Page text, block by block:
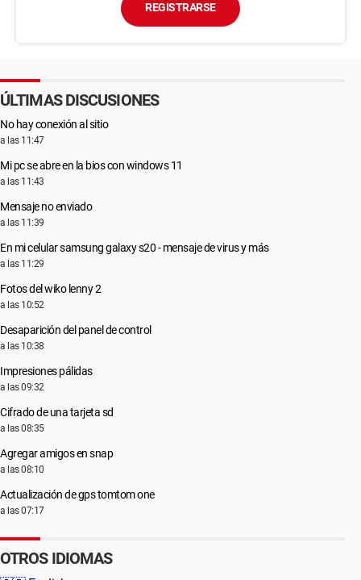
REGISTRARSE
ÚLTIMAS DISCUSIONES
No hay conexión al sitio
a las 11:47
Mi pc se abre en la bios con windows 11
a las 11:43
Mensaje no enviado
a las 11:39
En mi celular samsung galaxy s20 - mensaje de virus y más
a las 11:29
Fotos del wiko lenny 2
a las 10:52
Desaparición del panel de control
a las 10:38
Impresiones pálidas
a las 09:32
Cifrado de una tarjeta sd
a las 08:35
Agregar amigos en snap
a las 08:10
Actualización de gps tomtom one
a las 07:17
OTROS IDIOMAS